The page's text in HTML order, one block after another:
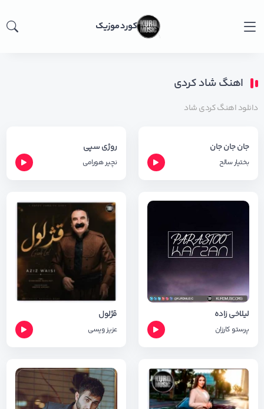
کورد موزیک
اهنگ شاد کردی
دانلود اهنگ کردی شاد
جان جان جان
بختیار سالح
روژی سپی
نچیر هورامی
لیلاخی زاده
پرستو کارزان
قژلول
عزیز ویسی